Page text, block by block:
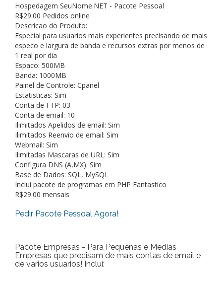
Hospedagem SeuNome.NET - Pacote Pessoal
R$29.00 Pedidos online
Descricao do Produto:
Especial para usuarios mais experientes precisando de mais
especo e largura de banda e recursos extras por menos de
1 real por dia
Espaco: 500MB
Banda: 1000MB
Painel de Controle: Cpanel
Estatisticas: Sim
Conta de FTP: 03
Conta de email: 10
Ilimitados Apelidos de email: Sim
Ilimitados Reenvio de email: Sim
Webmail: Sim
Ilimitadas Mascaras de URL: Sim
Configura DNS (A,MX): Sim
Base de Dados: SQL, MySQL
Inclui pacote de programas em PHP Fantastico
R$29.00 mensais
Pedir Pacote Pessoal Agora!
Pacote Empresas - Para Pequenas e Medias
Empresas que precisam de mais contas de email e
de varios usuarios! Inclui: